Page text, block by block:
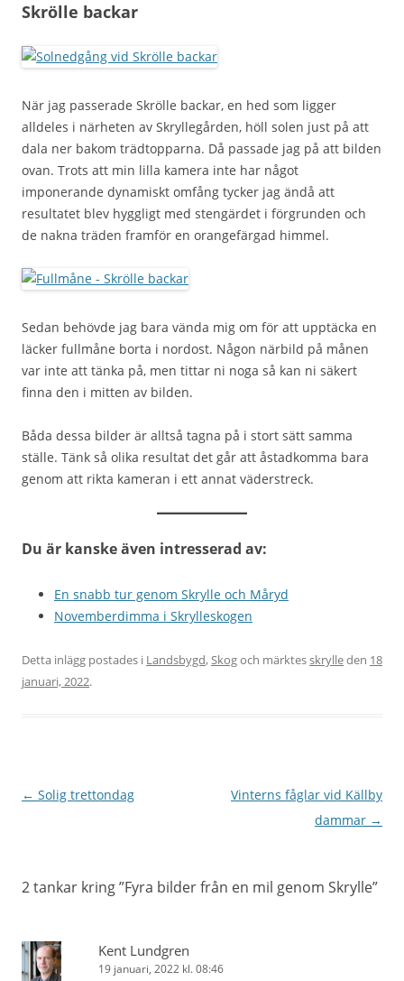
Skrölle backar
När jag passerade Skrölle backar, en hed som ligger
alldeles i närheten av Skryllegården, höll solen just på att
dala ner bakom trädtopparna. Då passade jag på att bilden
ovan. Trots att min lilla kamera inte har något
imponerande dynamiskt omfång tycker jag ändå att
resultatet blev hyggligt med stengärdet i förgrunden och
de nakna träden framför en orangefärgad himmel.
Sedan behövde jag bara vända mig om för att upptäcka en
läcker fullmåne borta i nordost. Någon närbild på månen
var inte att tänka på, men tittar ni noga så kan ni säkert
finna den i mitten av bilden.
Båda dessa bilder är alltså tagna på i stort sätt samma
ställe. Tänk så olika resultat det går att åstadkomma bara
genom att rikta kameran i ett annat väderstreck.
Du är kanske även intresserad av:
En snabb tur genom Skrylle och Måryd
Novemberdimma i Skrylleskogen
Detta inlägg postades i Landsbygd,Skogoch märktesskrylleden 18
januari, 2022.
Inläggsnavigering
← Solig trettondag
Vinterns fåglar vid Källby
dammar →
2 tankar kring ”Fyra bilder från en mil genom Skrylle”
Kent Lundgren
19 januari, 2022 kl. 08:46